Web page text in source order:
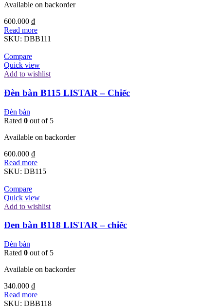
Available on backorder
600.000 ₫
Read more
SKU: DBB111
Compare
Quick view
Add to wishlist
Đèn bàn B115 LISTAR – Chiếc
Đèn bàn
Rated 0 out of 5
Available on backorder
600.000 ₫
Read more
SKU: DB115
Compare
Quick view
Add to wishlist
Đen bàn B118 LISTAR – chiếc
Đèn bàn
Rated 0 out of 5
Available on backorder
340.000 ₫
Read more
SKU: DBB118